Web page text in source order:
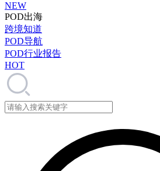
NEW
POD出海
跨境知道
POD导航
POD行业报告
HOT